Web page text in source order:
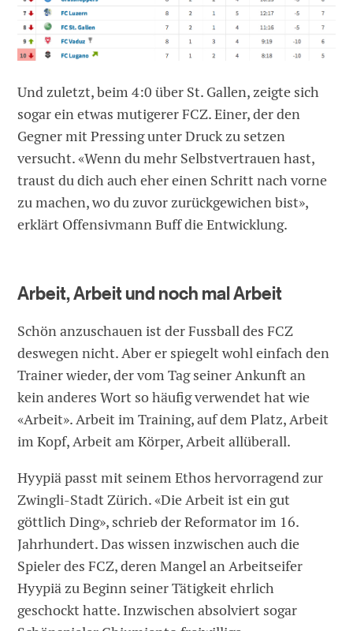
Und zuletzt, beim 4:0 über St. Gallen, zeigte sich
sogar ein etwas mutigerer FCZ. Einer, der den
Gegner mit Pressing unter Druck zu setzen
versucht. «Wenn du mehr Selbstvertrauen hast,
traust du dich auch eher einen Schritt nach vorne
zu machen, wo du zuvor zurückgewichen bist»,
erklärt Offensivmann Buff die Entwicklung.
Arbeit, Arbeit und noch mal Arbeit
Schön anzuschauen ist der Fussball des FCZ
deswegen nicht. Aber er spiegelt wohl einfach den
Trainer wieder, der vom Tag seiner Ankunft an
kein anderes Wort so häufig verwendet hat wie
«Arbeit». Arbeit im Training, auf dem Platz, Arbeit
im Kopf, Arbeit am Körper, Arbeit allüberall.
Hyypiä passt mit seinem Ethos hervorragend zur
Zwingli-Stadt Zürich. «Die Arbeit ist ein gut
göttlich Ding», schrieb der Reformator im 16.
Jahrhundert. Das wissen inzwischen auch die
Spieler des FCZ, deren Mangel an Arbeitseifer
Hyypiä zu Beginn seiner Tätigkeit ehrlich
geschockt hatte. Inzwischen absolviert sogar